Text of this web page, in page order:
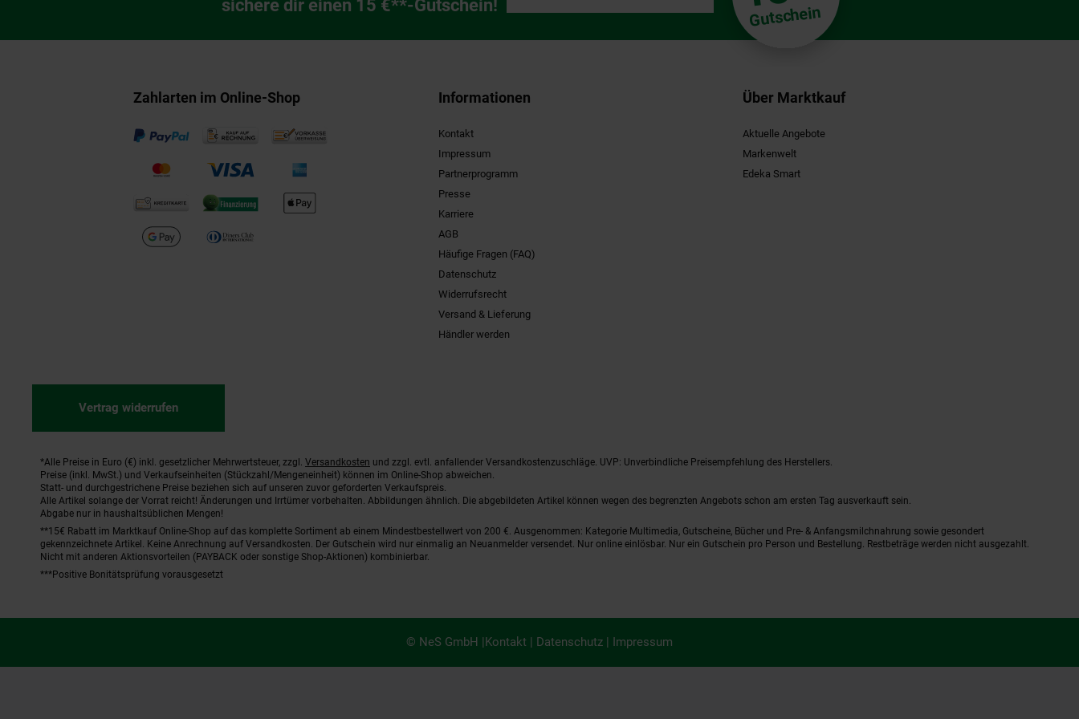
sichere dir einen 15 €**-Gutschein!
Gutschein
Zahlarten im Online-Shop Informationen
Kontakt
Impressum
Partnerprogramm
Presse
Karriere
AGB
Häufige Fragen (FAQ)
Datenschutz
Widerrufsrecht
Versand & Lieferung
Händler werden
Über Marktkauf
Aktuelle Angebote
Markenwelt
Edeka Smart
Vertrag widerrufen
Fußnoten
*Alle Preise in Euro (€) inkl. gesetzlicher Mehrwertsteuer, zzgl. Versandkosten und zzgl. evtl. anfallender Versandkostenzuschläge. UVP: Unverbindliche Preisempfehlung des Herstellers.
Preise (inkl. MwSt.) und Verkaufseinheiten (Stückzahl/Mengeneinheit) können im Online-Shop abweichen.
Statt- und durchgestrichene Preise beziehen sich auf unseren zuvor geforderten Verkaufspreis.
Alle Artikel solange der Vorrat reicht! Änderungen und Irrtümer vorbehalten. Abbildungen ähnlich. Die abgebildeten Artikel können wegen des begrenzten Angebots schon am ersten Tag ausverkauft sein.
Abgabe nur in haushaltsüblichen Mengen!
**15€ Rabatt im Marktkauf Online-Shop auf das komplette Sortiment ab einem Mindestbestellwert von 200 €. Ausgenommen: Kategorie Multimedia, Gutscheine, Bücher und Pre- & Anfangsmilchnahrung sowie gesondert
gekennzeichnete Artikel. Keine Anrechnung auf Versandkosten. Der Gutschein wird nur einmalig an Neuanmelder versendet. Nur online einlösbar. Nur ein Gutschein pro Person und Bestellung. Restbeträge werden nicht ausgezahlt.
Nicht mit anderen Aktionsvorteilen (PAYBACK oder sonstige Shop-Aktionen) kombinierbar.
***Positive Bonitätsprüfung vorausgesetzt
© NeS GmbH |Kontakt | Datenschutz | Impressum